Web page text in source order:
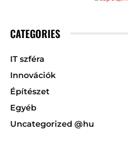
CATEGORIES
IT szféra
Innovációk
Építészet
Egyéb
Uncategorized @hu